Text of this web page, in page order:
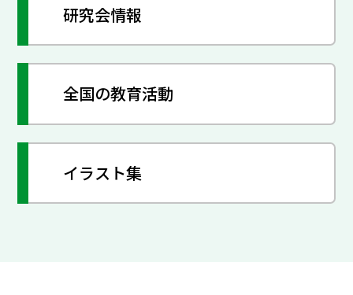
研究会情報
全国の教育活動
イラスト集